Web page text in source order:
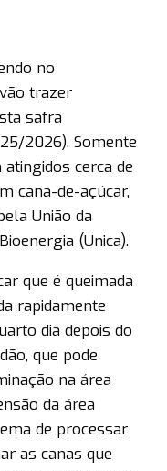
no
trazer
safra
2026). Somente
cerca de
cana-de-açúcar,
União da
(Unica).
que é queimada
rapidamente
dia depois do
que pode
na área
da área
de processar
as canas que